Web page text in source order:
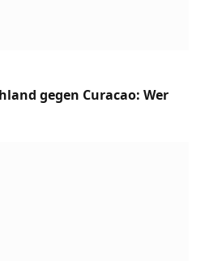
gegen Curacao: Wer